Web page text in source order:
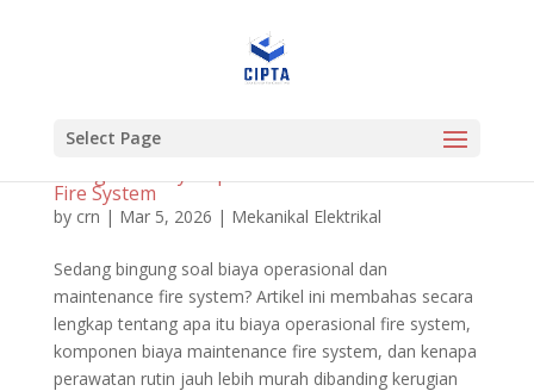
Select Page
Fire System
by crn | Mar 5, 2026 | Mekanikal Elektrikal
Sedang bingung soal biaya operasional dan
maintenance fire system? Artikel ini membahas secara
lengkap tentang apa itu biaya operasional fire system,
komponen biaya maintenance fire system, dan kenapa
perawatan rutin jauh lebih murah dibanding kerugian